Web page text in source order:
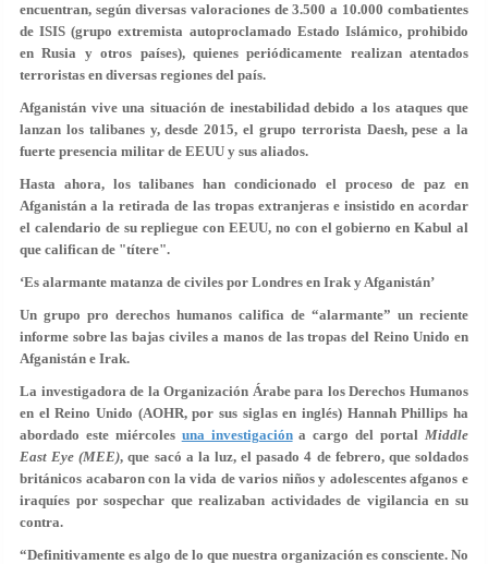
encuentran, según diversas valoraciones de 3.500 a 10.000 combatientes
de ISIS (grupo extremista autoproclamado Estado Islámico, prohibido
en Rusia y otros países), quienes periódicamente realizan atentados
terroristas en diversas regiones del país.
Afganistán vive una situación de inestabilidad debido a los ataques que
lanzan los talibanes y, desde 2015, el grupo terrorista Daesh, pese a la
fuerte presencia militar de EEUU y sus aliados.
Hasta ahora, los talibanes han condicionado el proceso de paz en
Afganistán a la retirada de las tropas extranjeras e insistido en acordar
el calendario de su repliegue con EEUU, no con el gobierno en Kabul al
que califican de "títere".
‘Es alarmante matanza de civiles por Londres en Irak y Afganistán’
Un grupo pro derechos humanos califica de “alarmante” un reciente
informe sobre las bajas civiles a manos de las tropas del Reino Unido en
Afganistán e Irak.
La investigadora de la Organización Árabe para los Derechos Humanos
en el Reino Unido (AOHR, por sus siglas en inglés) Hannah Phillips ha
abordado este miércoles una investigacióna cargo del portalMiddle
East Eye (MEE), que sacó a la luz, el pasado 4 de febrero, que soldados
británicos acabaron con la vida de varios niños y adolescentes afganos e
iraquíes por sospechar que realizaban actividades de vigilancia en su
contra.
“Definitivamente es algo de lo que nuestra organización es consciente. No